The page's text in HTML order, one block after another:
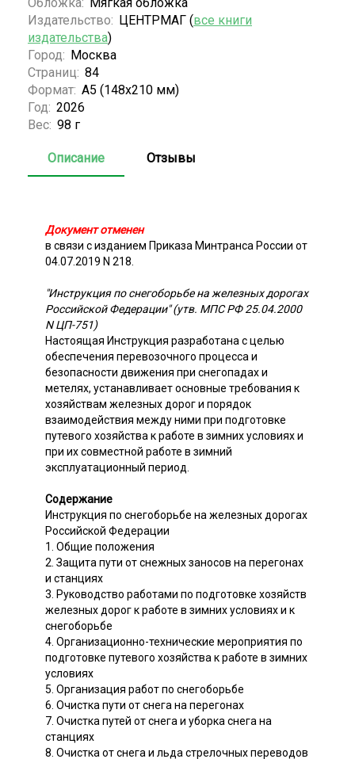
Издательство: ЦЕНТРМАГ (все книги
издательства)
Город: Москва
Страниц: 84
Формат: А5 (148x210 мм)
Год: 2026
Вес: 98 г
Описание Отзывы
Документ отменен
в связи с изданием Приказа Минтранса России от
04.07.2019 N 218.
"Инструкция по снегоборьбе на железных дорогах
Российской Федерации" (утв. МПС РФ 25.04.2000
N ЦП-751)
Настоящая Инструкция разработана с целью
обеспечения перевозочного процесса и
безопасности движения при снегопадах и
метелях, устанавливает основные требования к
хозяйствам железных дорог и порядок
взаимодействия между ними при подготовке
путевого хозяйства к работе в зимних условиях и
при их совместной работе в зимний
эксплуатационный период.
Содержание
Инструкция по снегоборьбе на железных дорогах
Российской Федерации
1. Общие положения
2. Защита пути от снежных заносов на перегонах
и станциях
3. Руководство работами по подготовке хозяйств
железных дорог к работе в зимних условиях и к
снегоборьбе
4. Организационно-технические мероприятия по
подготовке путевого хозяйства к работе в зимних
условиях
5. Организация работ по снегоборьбе
6. Очистка пути от снега на перегонах
7. Очистка путей от снега и уборка снега на
станциях
8. Очистка от снега и льда стрелочных переводов